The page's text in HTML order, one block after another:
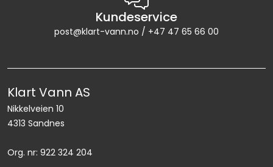
Kundeservice
post@klart-vann.no / +47 47 65 66 00
Klart Vann AS
Nikkelveien 10
4313 Sandnes
Org. nr: 922 324 204